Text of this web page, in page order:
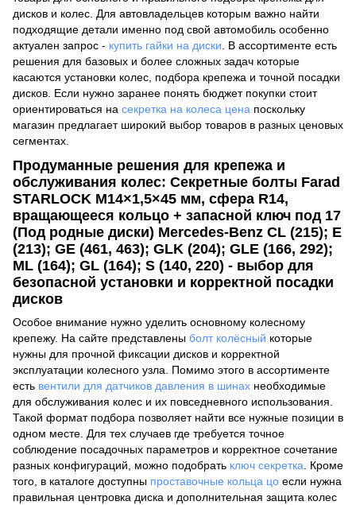
дисков и колес. Для автовладельцев которым важно найти
подходящие детали именно под свой автомобиль особенно
актуален запрос - купить гайки на диски . В ассортименте есть
решения для базовых и более сложных задач которые
касаются установки колес, подбора крепежа и точной посадки
дисков. Если нужно заранее понять бюджет покупки стоит
ориентироваться на секретка на колеса цена поскольку
магазин предлагает широкий выбор товаров в разных ценовых
сегментах.
Продуманные решения для крепежа и
обслуживания колес: Секретные болты Farad
STARLOCK M14×1,5×45 мм, сфера R14,
вращающееся кольцо + запасной ключ под 17
(Под родные диски) Mercedes-Benz CL (215); E
(213); GE (461, 463); GLK (204); GLE (166, 292);
ML (164); GL (164); S (140, 220) - выбор для
безопасной установки и корректной посадки
дисков
Особое внимание нужно уделить основному колесному
крепежу. На сайте представлены болт колёсный которые
нужны для прочной фиксации дисков и корректной
эксплуатации колесного узла. Помимо этого в ассортименте
есть вентили для датчиков давления в шинах необходимые
для обслуживания колес и их повседневного использования.
Такой формат подбора позволяет найти все нужные позиции в
одном месте. Для тех случаев где требуется точное
соблюдение посадочных параметров и корректное сочетание
разных конфигураций, можно подобрать ключ секретка. Кроме
того, в каталоге доступны проставочные кольца цо если нужна
правильная центровка диска и дополнительная защита колес